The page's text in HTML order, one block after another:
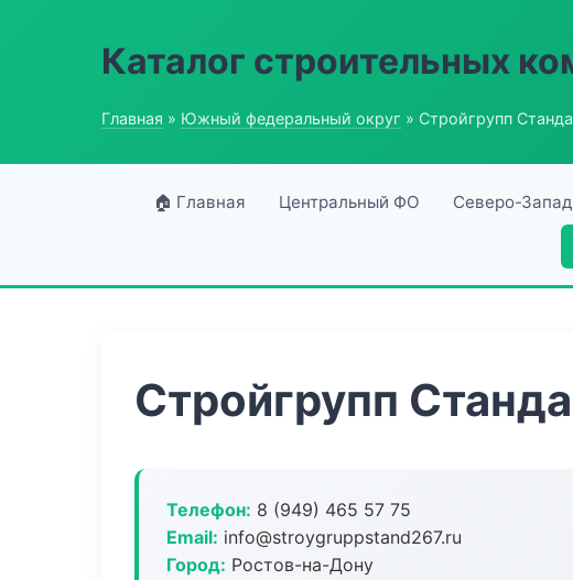
Каталог строительных
Главная » Южный федеральный округ » Стройгрупп
🏠 Главная Центральный ФО Северо-
Стройгрупп
Телефон: 8 (949) 465 57 75
Email: info@stroygruppstand267.ru
Город: Ростов-на-Дону